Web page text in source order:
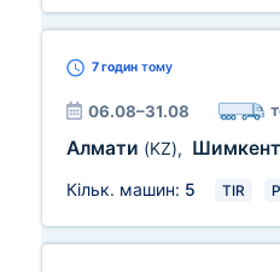
7 годин тому
06.08–31.08
Алмати (KZ), Шимкент
Кільк. машин: 5 TIR